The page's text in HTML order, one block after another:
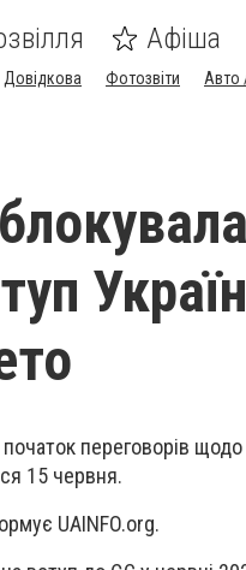
Афіша
Довідкова Фотозвіти Авто
переговорів щодо
15 червня.
UAINFO.org.